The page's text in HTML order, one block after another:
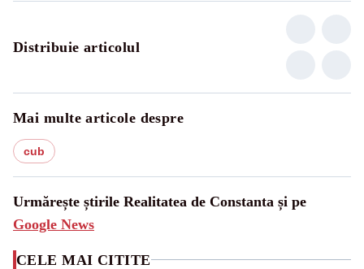
Distribuie articolul
Mai multe articole despre
cub
Urmărește știrile Realitatea de Constanta și pe
Google News
CELE MAI CITITE